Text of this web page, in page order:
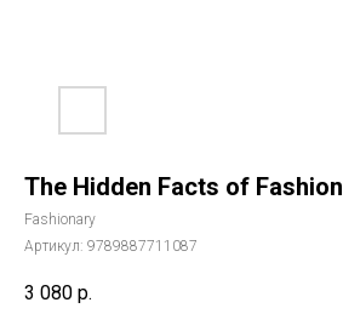
The Hidden Facts of Fashion
Fashionary
Артикул: 9789887711087
3 080 р.